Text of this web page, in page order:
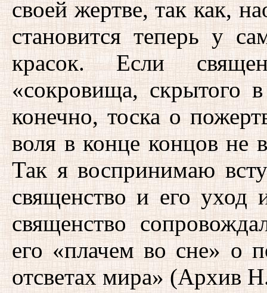
своей жертве, так как,
становится теперь у
красок. Если
«сокровища, скрытого
конечно, тоска о
воля в конце концов не
Так я воспринимаю
священство и его уход
священство
его «плачем во сне» о
отсветах мира» (Архив